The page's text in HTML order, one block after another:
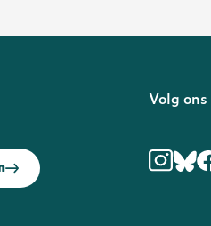
Volg ons